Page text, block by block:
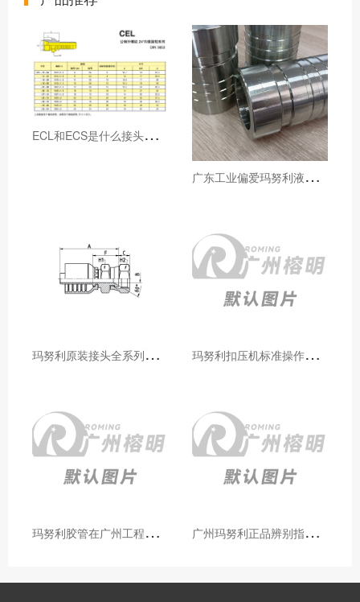
E
CL和ECS是什么接头，用于什么胶管或管件
广
东工业偏爱玛努利液压产品的五大原因（代理深度分析）
玛
努利原装接头全系列型号解析：广州客户选型必备指南 玛
努利扣压机标准操作流程：广州代理手把手教学（新手也能学会）
玛
努利胶管在广州工程机械领域的应用案例与效果分析 广
州玛努利正品辨别指南：如何区分原装 Manuli 胶管 / 接头 / 扣压机（代理专业版）